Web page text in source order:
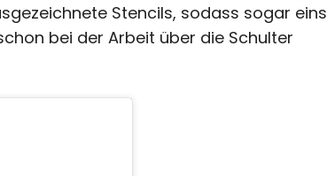
Stencils, sodass sogar eins
bei der Arbeit über die Schulter